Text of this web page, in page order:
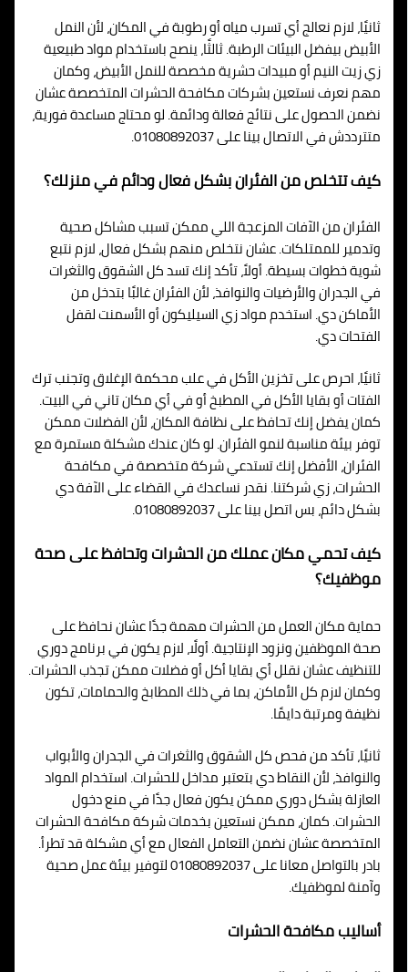
ثانيًا، لازم نعالج أي تسرب مياه أو رطوبة في المكان، لأن النمل
الأبيض بيفضل البيئات الرطبة. ثالثًا، ينصح باستخدام مواد طبيعية
زي زيت النيم أو مبيدات حشرية مخصصة للنمل الأبيض، وكمان
مهم نعرف نستعين بشركات مكافحة الحشرات المتخصصة عشان
نضمن الحصول على نتائج فعالة ودائمة. لو محتاج مساعدة فورية،
متترددش في الاتصال بينا على 01080892037.
كيف تتخلص من الفئران بشكل فعال ودائم في منزلك؟
الفئران من الآفات المزعجة اللي ممكن تسبب مشاكل صحية
وتدمير للممتلكات. عشان نتخلص منهم بشكل فعال، لازم نتبع
شوية خطوات بسيطة. أولاً، تأكد إنك تسد كل الشقوق والثغرات
في الجدران والأرضيات والنوافذ، لأن الفئران غالبًا بتدخل من
الأماكن دي. استخدم مواد زي السيليكون أو الأسمنت لقفل
الفتحات دي.
ثانيًا، احرص على تخزين الأكل في علب محكمة الإغلاق وتجنب ترك
الفتات أو بقايا الأكل في المطبخ أو في أي مكان تاني في البيت.
كمان يفضل إنك تحافظ على نظافة المكان، لأن الفضلات ممكن
توفر بيئة مناسبة لنمو الفئران. لو كان عندك مشكلة مستمرة مع
الفئران، الأفضل إنك تستدعي شركة متخصصة في مكافحة
الحشرات، زي شركتنا. نقدر نساعدك في القضاء على الآفة دي
بشكل دائم، بس اتصل بينا على 01080892037.
كيف تحمي مكان عملك من الحشرات وتحافظ على صحة
موظفيك؟
حماية مكان العمل من الحشرات مهمة جدًا عشان نحافظ على
صحة الموظفين ونزود الإنتاجية. أولًا، لازم يكون في برنامج دوري
للتنظيف عشان نقلل أي بقايا أكل أو فضلات ممكن تجذب الحشرات.
وكمان لازم كل الأماكن، بما في ذلك المطابخ والحمامات، تكون
نظيفة ومرتبة دايمًا.
ثانيًا، تأكد من فحص كل الشقوق والثغرات في الجدران والأبواب
والنوافذ، لأن النقاط دي بتعتبر مداخل للحشرات. استخدام المواد
العازلة بشكل دوري ممكن يكون فعال جدًا في منع دخول
الحشرات. كمان، ممكن نستعين بخدمات شركة مكافحة الحشرات
المتخصصة عشان نضمن التعامل الفعال مع أي مشكلة قد تطرأ.
بادر بالتواصل معانا على 01080892037 لتوفير بيئة عمل صحية
وآمنة لموظفيك.
أساليب مكافحة الحشرات